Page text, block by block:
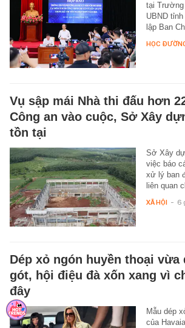
tại Trường
UBND
lập Ban
HỌC
Vụ sập mái Nhà thi đấu hơn
Công an vào cuộc, Sở Xây
tồn tại
Sở Xây
việc báo
xử lý ban
liên quan
XÃ HỘI - 6
Dép xỏ ngón huyền thoại vừa
gót, hội điệu đà xốn xang vì
đây
Mẫu dép
của